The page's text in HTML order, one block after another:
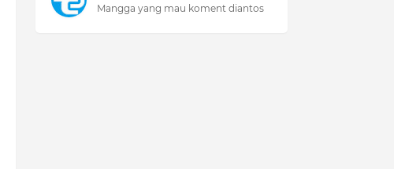
Mangga yang mau koment diantos